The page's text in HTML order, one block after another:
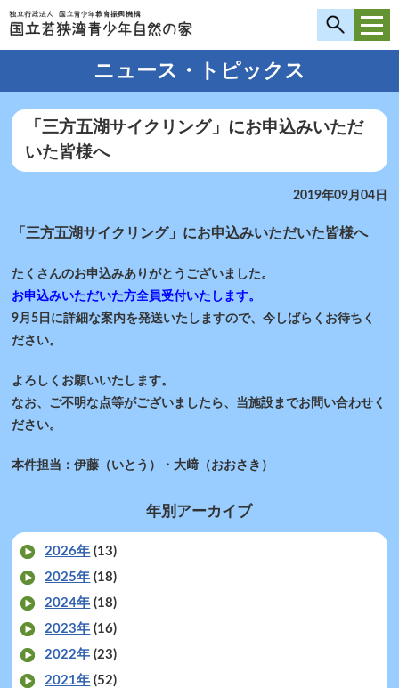
ニュース・トピックス
「三方五湖サイクリング」にお申込みいただ
いた皆様へ
2019年09月04日
「三方五湖サイクリング」にお申込みいただいた皆様へ
たくさんのお申込みありがとうございました。
お申込みいただいた方全員受付いたします。
9月5日に詳細な案内を発送いたしますので、今しばらくお待ちく
ださい。
よろしくお願いいたします。
なお、ご不明な点等がございましたら、当施設までお問い合わせく
ださい。
本件担当：伊藤（いとう）・大﨑（おおさき）
年別アーカイブ
2026年 (13)
2025年 (18)
2024年 (18)
2023年 (16)
2022年 (23)
2021年 (52)